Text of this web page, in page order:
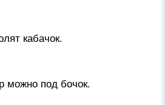
кабачок.
можно под бочок.